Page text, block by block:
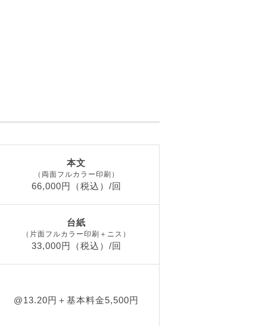
本文
（両面フルカラー印刷）
66,000円（税込）/回
台紙
（片面フルカラー印刷＋ニス）
33,000円（税込）/回
@13.20円＋基本料金5,500円